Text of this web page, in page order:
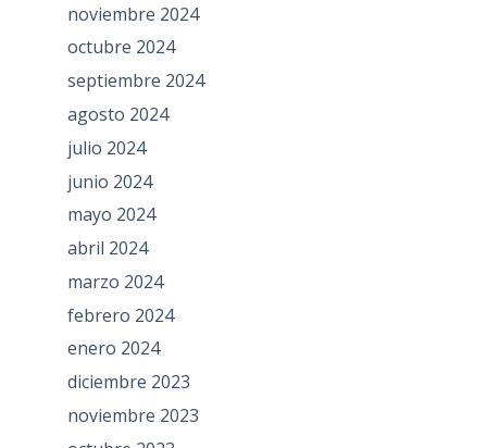
noviembre 2024
octubre 2024
septiembre 2024
agosto 2024
julio 2024
junio 2024
mayo 2024
abril 2024
marzo 2024
febrero 2024
enero 2024
diciembre 2023
noviembre 2023